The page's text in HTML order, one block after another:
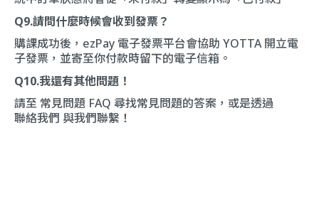
Q9.請問什麼時候會收到發票？
購課成功後，ezPay 電子發票平台會協助 YOTTA 開立電
子發票，並寄至你付款時留下的電子信箱。
Q10.我還有其他問題！
請至 常見問題 FAQ 尋找常見問題的答案，或是透過
聯絡我們 與我們聯繫！